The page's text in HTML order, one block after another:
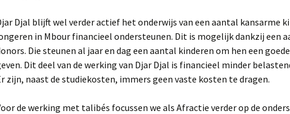
Djal blijft wel verder actief het onderwijs van een aantal kansarme
in Mbour financieel ondersteunen. Dit is mogelijk dankzij een
Die steunen al jaar en dag een aantal kinderen om hen een
Dit deel van de werking van Djar Djal is financieel minder
zijn, naast de studiekosten, immers geen vaste kosten te dragen.
de werking met talibés focussen we als Afractie verder op de